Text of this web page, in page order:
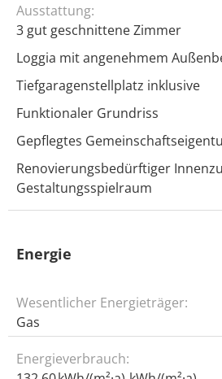
Ausstattung:
3 gut geschnittene Zimmer
Loggia mit angenehmem
Tiefgaragenstellplatz inklusive
Funktionaler Grundriss
Gepflegtes
Renovierungsbedürftiger
Gestaltungsspielraum
Energie
Wesentlicher Energieträger:
Gas
Energieverbrauch: